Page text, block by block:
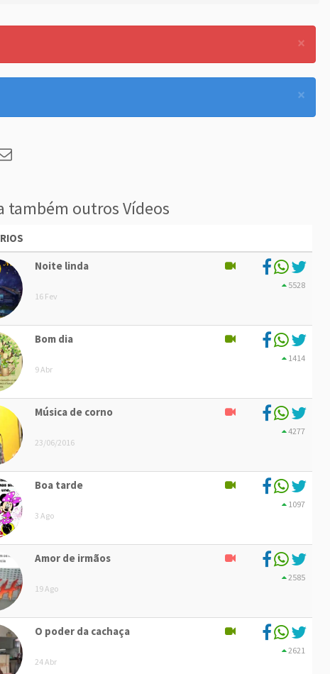
×
×
também outros Vídeos
Noite linda
16 Fev
5528
Bom dia
9 Abr
1414
Música de corno
23/06/2016
4277
Boa tarde
3 Ago
1097
Amor de irmãos
19 Ago
2585
O poder da cachaça
24 Abr
2621